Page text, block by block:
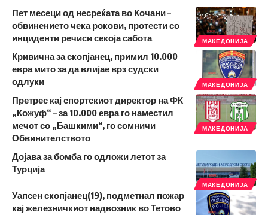
МАКЕДОНИЈА
Пет месеци од несреќата во Кочани –
обвинението чека рокови, протести со
инциденти речиси секоја сабота
МАКЕДОНИЈА
Кривична за скопјанец, примил 10.000
евра мито за да влијае врз судски
одлуки
МАКЕДОНИЈА
Претрес кај спортскиот директор на ФК
„Кожуф“ – за 10.000 евра го наместил
мечот со „Башкими“, го сомничи
Обвинителството
МАКЕДОНИЈА
Дојава за бомба го одложи летот за
Турција
Уапсен скопјанец(19), подметнал пожар
кај железничкиот надвозник во Тетово